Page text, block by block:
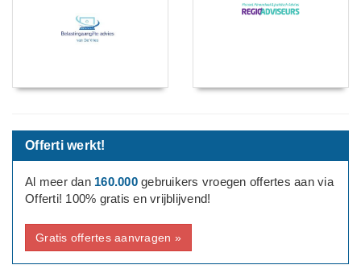
Offerti werkt!
Al meer dan 160.000gebruikers vroegen offertes aan via
Offerti! 100% gratis en vrijblijvend!
Gratis offertes aanvragen »